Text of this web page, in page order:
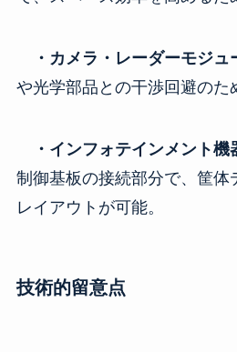
・カメラ・レーダーモジュ
や光学部品との干渉回避のた
・インフォテインメント機
制御基板の接続部分で、筐体
レイアウトが可能。
技術的留意点